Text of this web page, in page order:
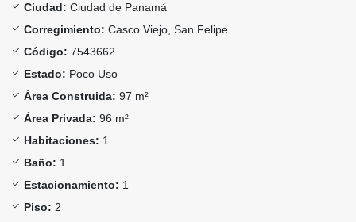
Ciudad: Ciudad de Panamá
Corregimiento: Casco Viejo, San Felipe
Código: 7543662
Estado: Poco Uso
Área Construida: 97 m²
Área Privada: 96 m²
Habitaciones: 1
Baño: 1
Estacionamiento: 1
Piso: 2